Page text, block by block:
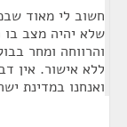
חשוב לי מאוד
שלא יהיה מצב
והרווחה ומחר
ללא אישור. אין
ואנחנו במדינת